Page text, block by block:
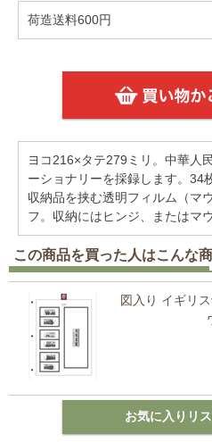
荷造送料600円
ヨコ216×タテ279ミリ。中華人
ーショナリーを採録します。34
収納品を挟む透明フィルム（マ
フ。収納にはヒンジ、またはマ
この商品を買った人はこんな
図入り イギリ